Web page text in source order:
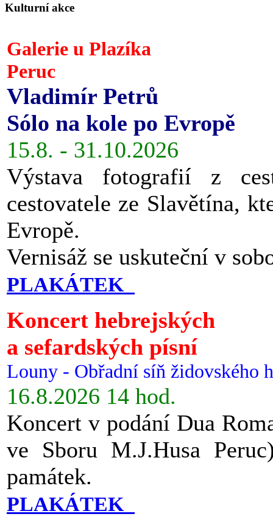
Kulturní akce
Galerie u Plazíka
Peruc
Vladimír Petrů
Sólo na kole po Evropě
15.8. - 31.10.2026
Výstava fotografií z
cestovatele ze Slavětína,
Evropě.
Vernisáž se uskuteční v
PLAKÁTEK
Koncert hebrejských
a sefardských písní
Louny - Obřadní síň židovského
16.8.2026 14 hod.
Koncert v podání Dua
ve Sboru M.J.Husa
památek.
PLAKÁTEK